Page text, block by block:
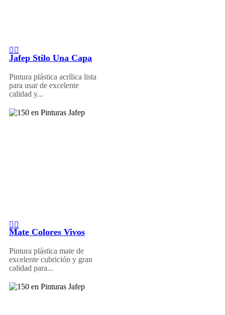
Jafep Stilo Una Capa
Pintura plástica acrílica lista
para usar de excelente
calidad y...
Mate Colores Vivos
Pintura plástica mate de
excelente cubrición y gran
calidad para...